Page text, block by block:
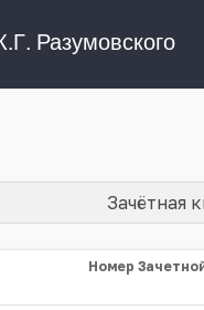
Разумовского
Зачётная
Номер